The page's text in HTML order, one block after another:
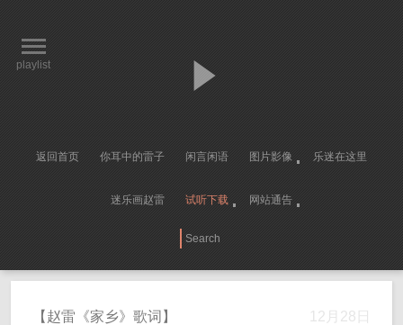
playlist
返回首页 你耳中的雷子 闲言闲语 图片影像 乐迷在这里
迷乐画赵雷 试听下载 网站通告
【赵雷《家乡》歌词】 12月28日